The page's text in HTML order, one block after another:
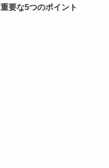
重要な5つのポイント